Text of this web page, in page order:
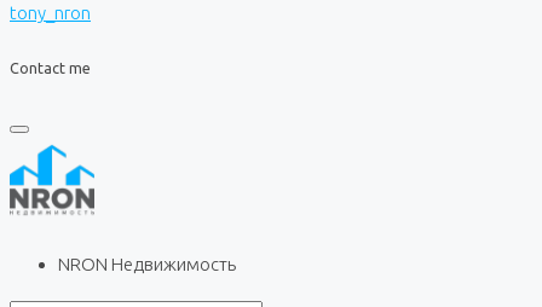
tony_nron
Contact me
NRON Недвижимость